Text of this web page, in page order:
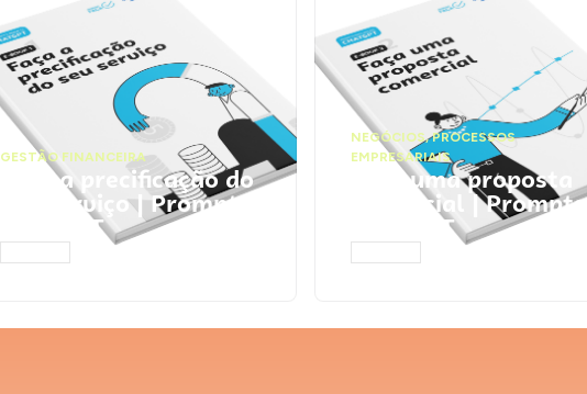
GESTÃO FINANCEIRA
Faça a precificação do
seu serviço | Prompts
ChatGPT
NEGÓCIOS,PROCESSOS
EMPRESARIAIS
Faça uma proposta
comercial | Prompts
ChatGPT